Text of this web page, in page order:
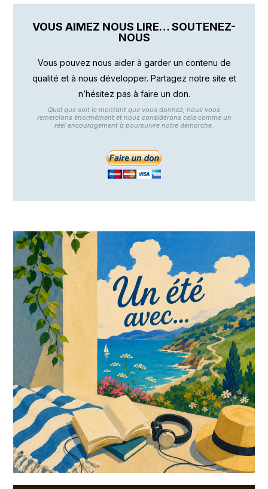
VOUS AIMEZ NOUS LIRE… SOUTENEZ-
NOUS
Vous pouvez nous aider à garder un contenu de
qualité et à nous développer. Partagez notre site et
n’hésitez pas à faire un don.
Quel que soit le montant que vous donnez, nous vous
remercions énormément et nous considérons cela comme un
réel encouragement à poursuivre notre démarche.